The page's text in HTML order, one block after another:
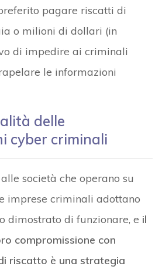
pagare riscatti di
o milioni di dollari (in
di impedire ai criminali
le informazioni
delle
cyber criminali
società che operano su
imprese criminali adottano
dimostrato di funzionare, e il
compromissione con
riscatto è una strategia